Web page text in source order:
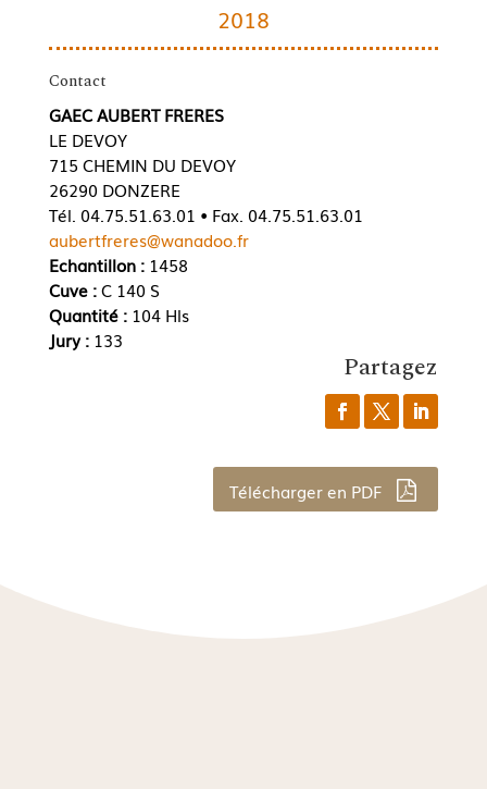
2018
Contact
GAEC AUBERT FRERES
LE DEVOY
715 CHEMIN DU DEVOY
26290 DONZERE
Tél. 04.75.51.63.01 • Fax. 04.75.51.63.01
aubertfreres@wanadoo.fr
Echantillon :1458
Cuve :C 140 S
Quantité : 104 Hls
Jury : 133
Partagez
Télécharger en PDF